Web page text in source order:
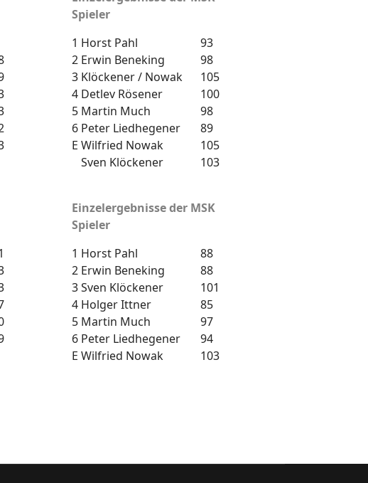
Spieler
1 Horst Pahl
93
2 Erwin Beneking
98
3 Klöckener / Nowak
105
4 Detlev Rösener
100
5 Martin Much
98
6 Peter Liedhegener
89
E Wilfried Nowak
105
Sven Klöckener
103
Einzelergebnisse der MSK
Spieler
1 Horst Pahl
88
2 Erwin Beneking
88
3Sven Klöckener
101
4 Holger Ittner
85
5 Martin Much
97
6 Peter Liedhegener
94
E Wilfried Nowak 103